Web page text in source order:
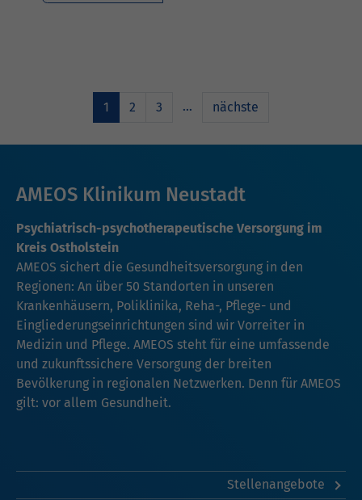
1 2 3 … nächste
AMEOS Klinikum Neustadt
Psychiatrisch-psychotherapeutische Versorgung im
Kreis Ostholstein
AMEOS sichert die Gesundheitsversorgung in den
Regionen: An über 50 Standorten in unseren
Krankenhäusern, Poliklinika, Reha-, Pflege- und
Eingliederungseinrichtungen sind wir Vorreiter in
Medizin und Pflege. AMEOS steht für eine umfassende
und zukunftssichere Versorgung der breiten
Bevölkerung in regionalen Netzwerken. Denn für AMEOS
gilt: vor allem Gesundheit.
Stellenangebote